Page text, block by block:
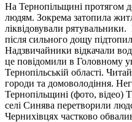
На Тернопільщині протягом
людям. Зокрема затопила
ліквідовували
після сильного дощу
Надзвичайники відкачали
це повідомили в Головному
Тернопільській області.
городи та домоволодіння.
Тернопільщині (фото, відео)
селі Синява перетворили
Чернихівцях частково